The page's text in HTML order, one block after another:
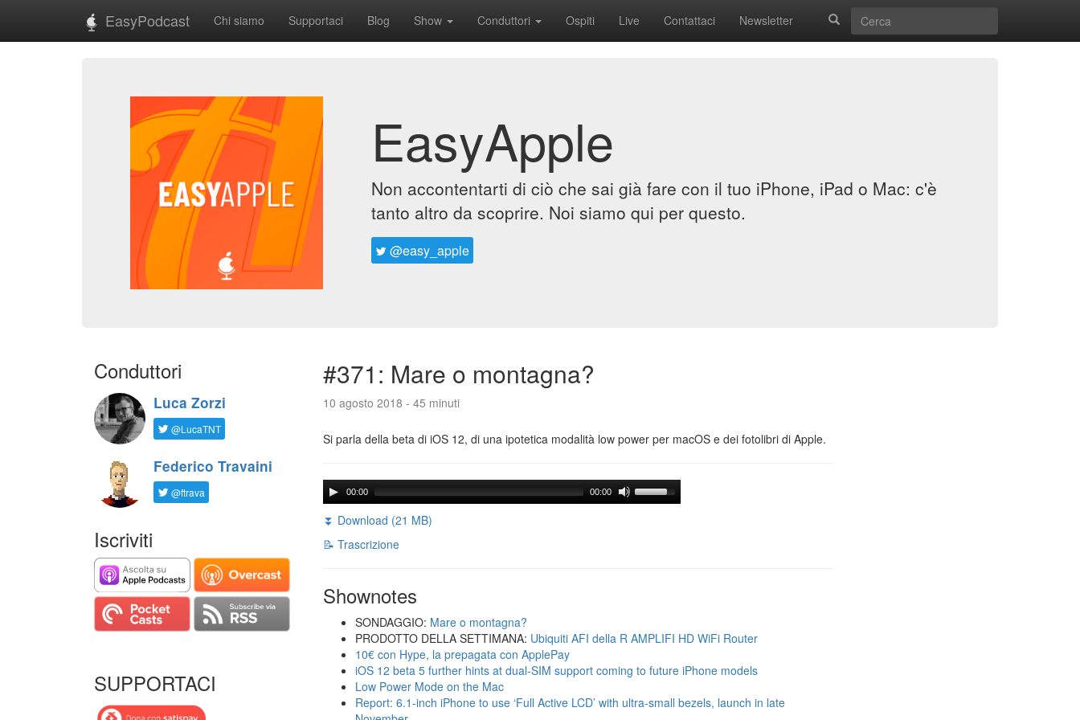
EasyPodcast Chi siamo Supportaci Blog Show Conduttori Ospiti Live Contattaci Newsletter
EasyApple
Non accontentarti di ciò che sai già fare con il tuo iPhone, iPad o Mac: c'è
tanto altro da scoprire. Noi siamo qui per questo.
@easy_apple
Conduttori
Luca Zorzi
@LucaTNT
Federico Travaini
@ftrava
Iscriviti
SUPPORTACI
#371: Mare o montagna?
10 agosto 2018 - 45 minuti
Si parla della beta di iOS 12, di una ipotetica modalità low power per macOS e dei fotolibri di Apple.
00:00 00:00
⏬ Download (21 MB)
📝 Trascrizione
Shownotes
SONDAGGIO: Mare o montagna?
PRODOTTO DELLA SETTIMANA: Ubiquiti AFI della R AMPLIFI HD WiFi Router
10€ con Hype, la prepagata con ApplePay
iOS 12 beta 5 further hints at dual-SIM support coming to future iPhone models
Low Power Mode on the Mac
Report: 6.1-inch iPhone to use ‘Full Active LCD’ with ultra-small bezels, launch in late